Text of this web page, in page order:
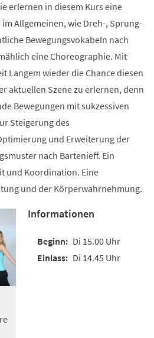
erlernen in diesem Kurs eine
Allgemeinen, wie Dreh-, Sprung-
Bewegungsvokabeln nach
eine Choreographie. Mit
Langem wieder die Chance diesen
aktuellen Szene zu erlernen, denn
Bewegungen mit sukzessiven
Steigerung des
und Erweiterung der
nach Bartenieff. Ein
und Koordination. Eine
und der Körperwahrnehmung.
Informationen
Di 15.00 Uhr
Di 14.45 Uhr